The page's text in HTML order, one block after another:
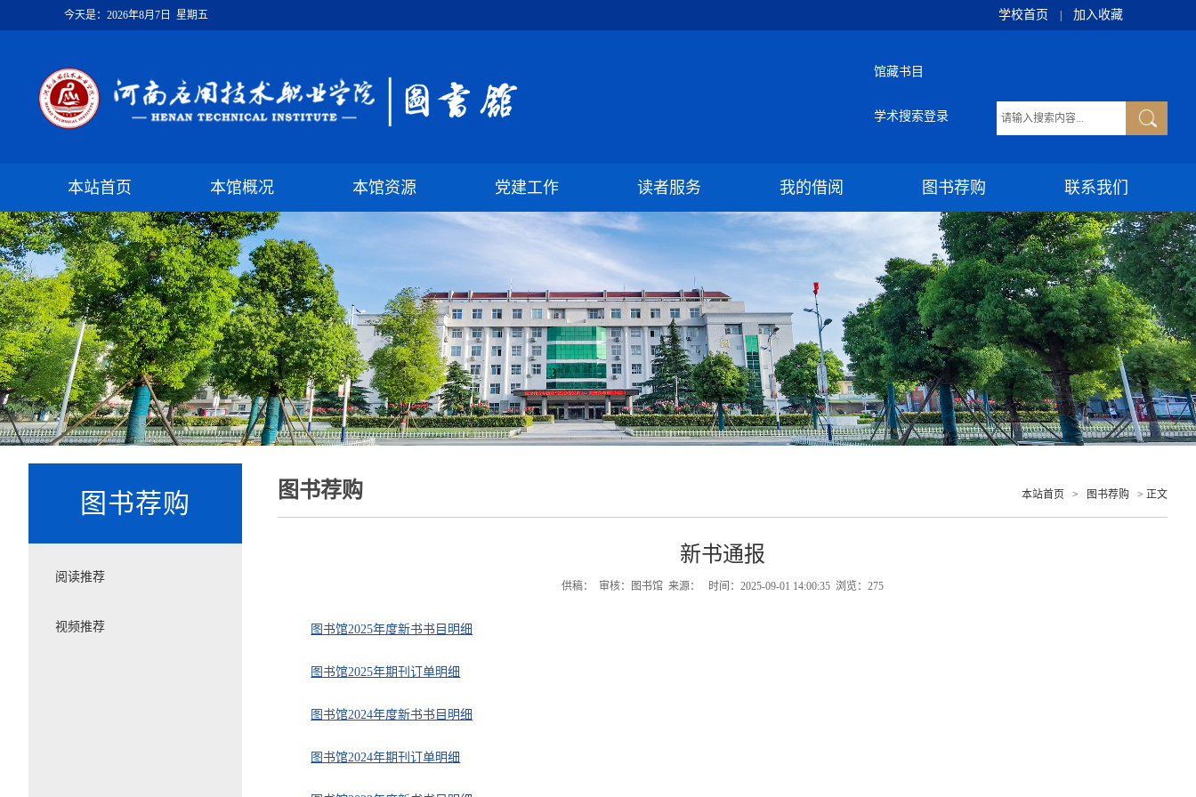
今天是： 2026年8月7日 星期五 学校首页 加入收藏
馆藏书目
学术搜索登录
本站首页 本馆概况 本馆资源 党建工作 读者服务 我的借阅 图书荐购 联系我们
图书荐购
阅读推荐
视频推荐
图书荐购 本站首页 > 图书荐购 > 正文
新书通报
供稿： 审核：图书馆 来源： 时间：2025-09-01 14:00:35 浏览： 275
图书馆2025年度新书书目明细
图书馆2025年期刊订单明细
图书馆2024年度新书书目明细
图书馆2024年期刊订单明细